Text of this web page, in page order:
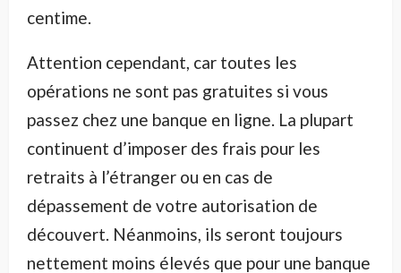
centime.
Attention cependant, car toutes les
opérations ne sont pas gratuites si vous
passez chez une banque en ligne. La plupart
continuent d’imposer des frais pour les
retraits à l’étranger ou en cas de
dépassement de votre autorisation de
découvert. Néanmoins, ils seront toujours
nettement moins élevés que pour une banque